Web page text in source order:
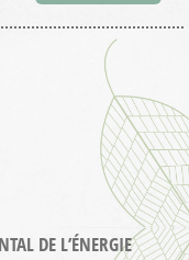
DE L’ÉNERGIE